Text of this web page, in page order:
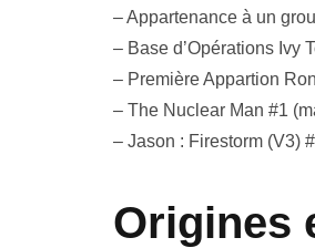
– Appartenance à un
– Base d’Opérations Ivy
– Première Appartion
– The Nuclear Man #1
– Jason : Firestorm (V3)
Origines